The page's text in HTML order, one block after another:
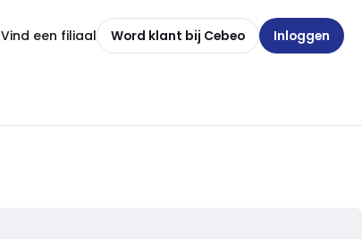
Vind een filiaal Word klant bij Cebeo Inloggen